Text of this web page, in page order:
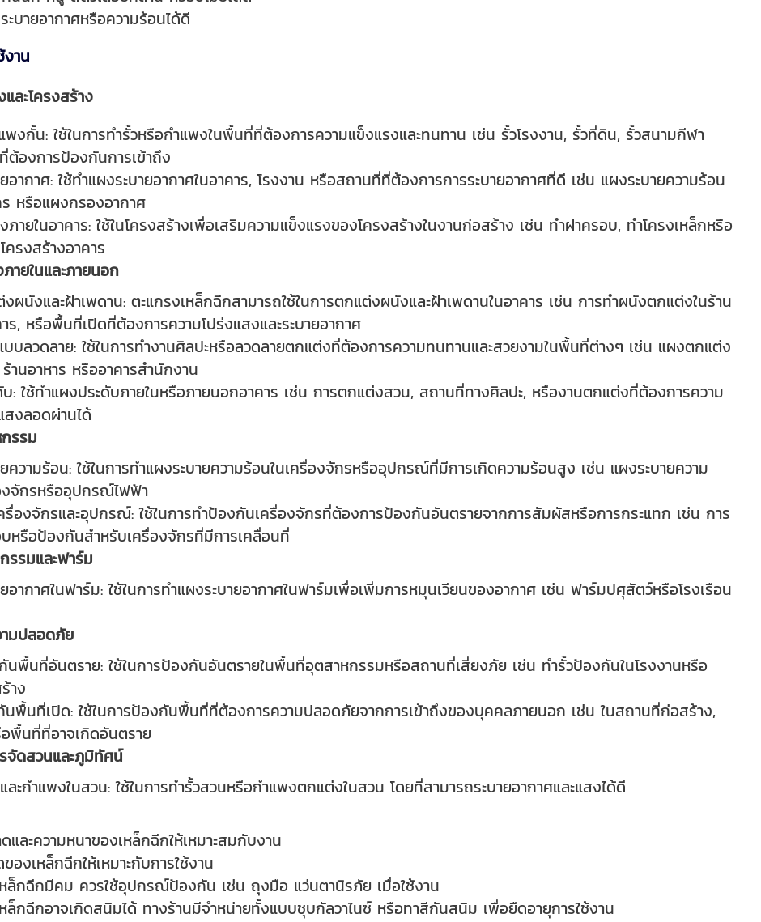
ะบายอากาศหรือความร้อนได้ดี
งาน
ละโครงสร้าง
พงกั้น: ใช้ในการทำรั้วหรือกำแพงในพื้นที่ที่ต้องการความแข็งแรงและทนทาน เช่น รั้วโรงงาน, รั้วที่ดิน, รั้วสนามกีฬา
ต้องการป้องกันการเข้าถึง
อากาศ: ใช้ทำแผงระบายอากาศในอาคาร, โรงงาน หรือสถานที่ที่ต้องการการระบายอากาศที่ดี เช่น แผงระบายความร้อน
หรือแผงกรองอากาศ
ภายในอาคาร: ใช้ในโครงสร้างเพื่อเสริมความแข็งแรงของโครงสร้างในงานก่อสร้าง เช่น ทำฝาครอบ, ทำโครงเหล็กหรือ
รงสร้างอาคาร
ายในและภายนอก
ผนังและฝ้าเพดาน: ตะแกรงเหล็กฉีกสามารถใช้ในการตกแต่งผนังและฝ้าเพดานในอาคาร เช่น การทำผนังตกแต่งในร้าน
ร, หรือพื้นที่เปิดที่ต้องการความโปร่งแสงและระบายอากาศ
บลวดลาย: ใช้ในการทำงานศิลปะหรือลวดลายตกแต่งที่ต้องการความทนทานและสวยงามในพื้นที่ต่างๆ เช่น แผงตกแต่ง
านอาหาร หรืออาคารสำนักงาน
: ใช้ทำแผงประดับภายในหรือภายนอกอาคาร เช่น การตกแต่งสวน, สถานที่ทางศิลปะ, หรืองานตกแต่งที่ต้องการความ
สงลอดผ่านได้
รรม
ความร้อน: ใช้ในการทำแผงระบายความร้อนในเครื่องจักรหรืออุปกรณ์ที่มีการเกิดความร้อนสูง เช่น แผงระบายความ
งจักรหรืออุปกรณ์ไฟฟ้า
รื่องจักรและอุปกรณ์: ใช้ในการทำป้องกันเครื่องจักรที่ต้องการป้องกันอันตรายจากการสัมผัสหรือการกระแทก เช่น การ
บหรือป้องกันสำหรับเครื่องจักรที่มีการเคลื่อนที่
รรมและฟาร์ม
อากาศในฟาร์ม: ใช้ในการทำแผงระบายอากาศในฟาร์มเพื่อเพิ่มการหมุนเวียนของอากาศ เช่น ฟาร์มปศุสัตว์หรือโรงเรือน
มปลอดภัย
นพื้นที่อันตราย: ใช้ในการป้องกันอันตรายในพื้นที่อุตสาหกรรมหรือสถานที่เสี่ยงภัย เช่น ทำรั้วป้องกันในโรงงานหรือ
าง
พื้นที่เปิด: ใช้ในการป้องกันพื้นที่ที่ต้องการความปลอดภัยจากการเข้าถึงของบุคคลภายนอก เช่น ในสถานที่ก่อสร้าง,
อพื้นที่ที่อาจเกิดอันตราย
จัดสวนและภูมิทัศน์
ละกำแพงในสวน: ใช้ในการทำรั้วสวนหรือกำแพงตกแต่งในสวน โดยที่สามารถระบายอากาศและแสงได้ดี
และความหนาของเหล็กฉีกให้เหมาะสมกับงาน
องเหล็กฉีกให้เหมาะกับการใช้งาน
หล็กฉีกมีคม ควรใช้อุปกรณ์ป้องกัน เช่น ถุงมือ แว่นตานิรภัย เมื่อใช้งาน
ล็กฉีกอาจเกิดสนิมได้ ทางร้านมีจำหน่ายทั้งแบบชุบกัลวาไนซ์ หรือทาสีกันสนิม เพื่อยืดอายุการใช้งาน